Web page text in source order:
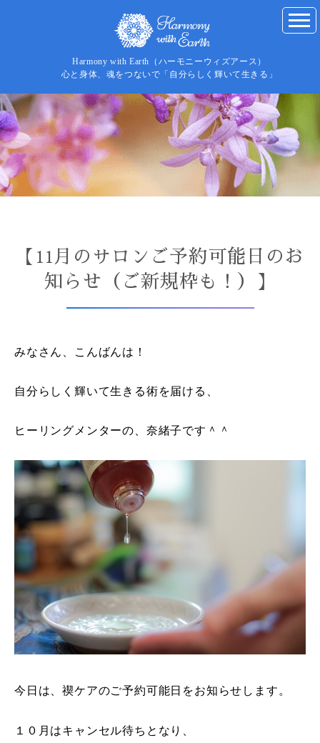
Harmony with Earth（ハーモニーウィズアース）
心と身体、魂をつないで「自分らしく輝いて生きる」
【11月のサロンご予約可能日のお
知らせ（ご新規枠も！）】
みなさん、こんばんは！
自分らしく輝いて生きる術を届ける、
ヒーリングメンターの、奈緒子です＾＾
今日は、禊ケアのご予約可能日をお知らせします。
１０月はキャンセル待ちとなり、